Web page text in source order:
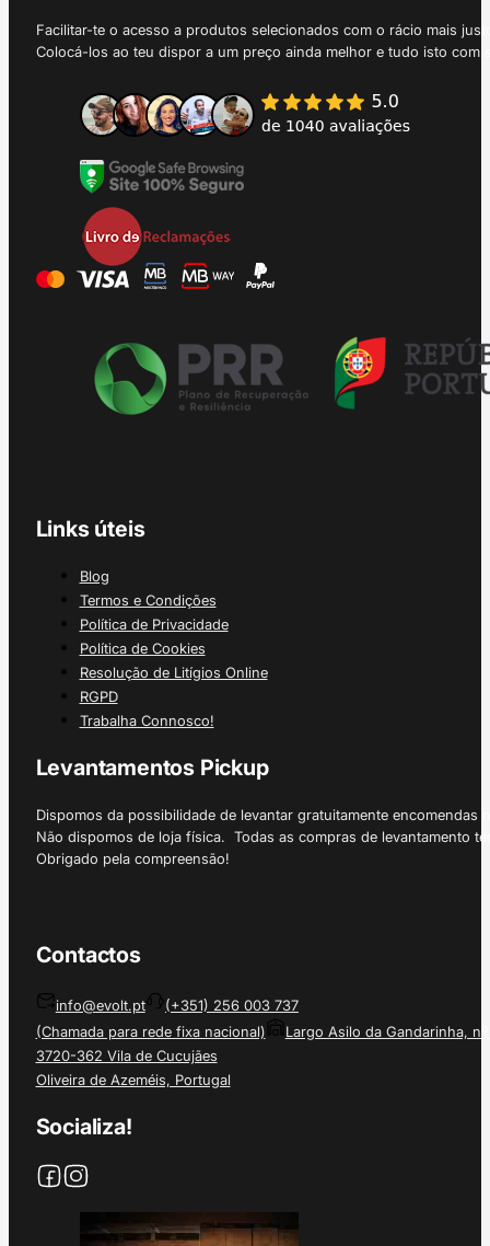
Facilitar-te o acesso a produtos selecionados com o rácio mais
Colocá-los ao teu dispor a um preço ainda melhor e tudo isto
Links úteis
Blog
Termos e Condições
Política de Privacidade
Política de Cookies
Resolução de Litígios Online
RGPD
Trabalha Connosco!
Levantamentos Pickup
Dispomos da possibilidade de levantar gratuitamente
Não dispomos de loja física. Todas as compras de levantamento
Obrigado pela compreensão!
Contactos
info@evolt.pt
(+351) 256 003 737
(Chamada para rede fixa nacional)
Largo Asilo da Gandarinha, nº
3720-362 Vila de Cucujães
Oliveira de Azeméis, Portugal
Socializa!